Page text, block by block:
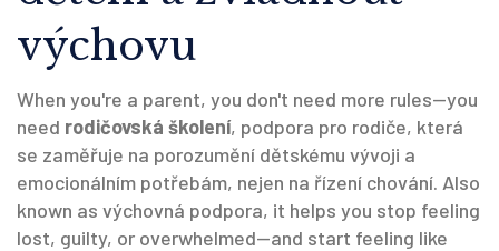
výchovu
When you're a parent, you don't need more rules—you
need rodičovská školení, podpora pro rodiče, která
se zaměřuje na porozumění dětskému vývoji a
emocionálním potřebám, nejen na řízení chování. Also
known as výchovná podpora, it helps you stop feeling
lost, guilty, or overwhelmed—and start feeling like